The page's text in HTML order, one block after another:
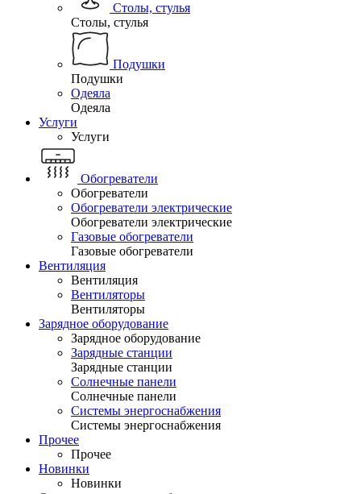
Столы, стулья
Столы, стулья
Подушки
Подушки
Одеяла
Одеяла
Услуги
Услуги
Обогреватели
Обогреватели
Обогреватели электрические
Обогреватели электрические
Газовые обогреватели
Газовые обогреватели
Вентиляция
Вентиляция
Вентиляторы
Вентиляторы
Зарядное оборудование
Зарядное оборудование
Зарядные станции
Зарядные станции
Солнечные панели
Солнечные панели
Системы энергоснабжения
Системы энергоснабжения
Прочее
Прочее
Новинки
Новинки